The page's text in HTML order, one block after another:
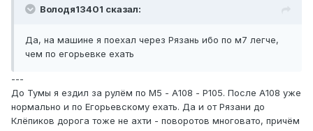
Володя13401 сказал:
Да, на машине я поехал через Рязань ибо по м7 легче,
чем по егорьевке ехать
---
До Тумы я ездил за рулём по М5 - А108 - Р105. После А108 уже
нормально и по Егорьевскому ехать. Да и от Рязани до
Клёпиков дорога тоже не ахти - поворотов многовато, причём